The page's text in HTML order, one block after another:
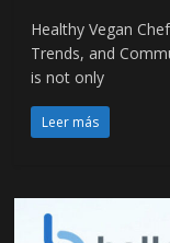
Healthy Vegan
Trends, and
is not only
Leer más